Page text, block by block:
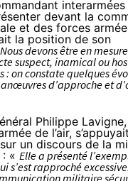
devant la
et des forces
la position de son
Nous devons être en
suspect, inamical ou
: on constate quelques
d’approche et
Philippe
de l’air, s’appuyait
sur un discours de la
« Elle a présenté
s’est rapproché